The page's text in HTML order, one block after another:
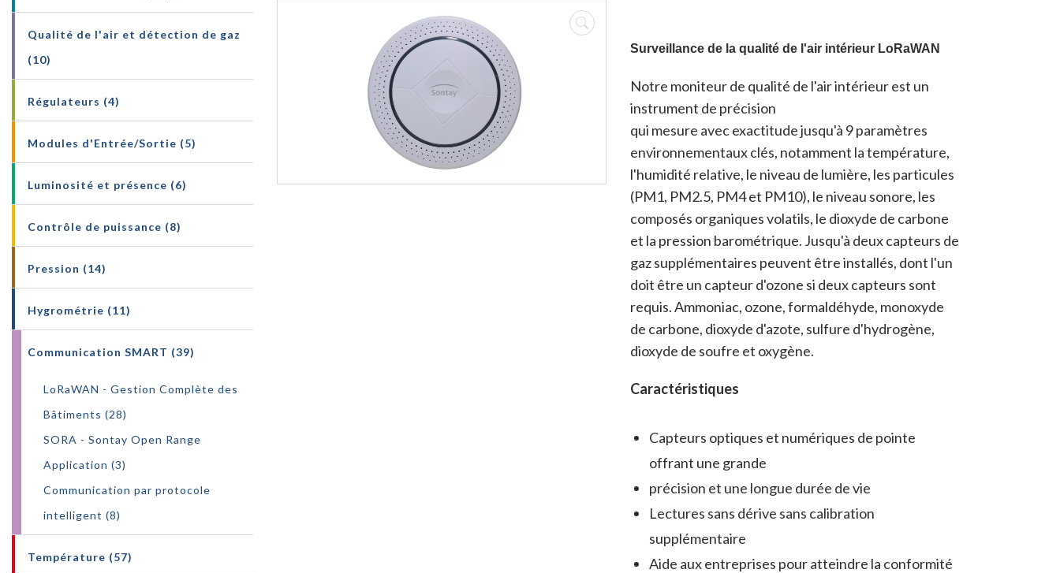
Qualité de l'air et détection de gaz
(10)
Régulateurs (4)
Modules d'Entrée/Sortie (5)
Luminosité et présence (6)
Contrôle de puissance (8)
Pression (14)
Hygrométrie (11)
Communication SMART (39)
LoRaWAN - Gestion Complète des
Bâtiments (28)
SORA - Sontay Open Range
Application (3)
Communication par protocole
intelligent (8)
Température (57)
Surveillance de la qualité de l'air intérieur LoRaWAN
Notre moniteur de qualité de l'air intérieur est un
instrument de précision
qui mesure avec exactitude jusqu'à 9 paramètres
environnementaux clés, notamment la température,
l'humidité relative, le niveau de lumière, les particules
(PM1, PM2.5, PM4 et PM10), le niveau sonore, les
composés organiques volatils, le dioxyde de carbone
et la pression barométrique. Jusqu'à deux capteurs de
gaz supplémentaires peuvent être installés, dont l'un
doit être un capteur d'ozone si deux capteurs sont
requis. Ammoniac, ozone, formaldéhyde, monoxyde
de carbone, dioxyde d'azote, sulfure d'hydrogène,
dioxyde de soufre et oxygène.
Caractéristiques
Capteurs optiques et numériques de pointe
offrant une grande
précision et une longue durée de vie
Lectures sans dérive sans calibration
supplémentaire
Aide aux entreprises pour atteindre la conformité